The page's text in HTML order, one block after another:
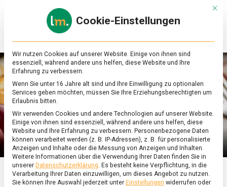
Online-
Magazin
zu
&
Ernährung
ERNÄHRUNG & GESUNDHEIT/FEATURED
Mit
Cookie-Einstellungen
Wir nutzen Cookies auf unserer Website. Einige von ihnen sind
essenziell, während andere uns helfen, diese Website und Ihre
Erfahrung zu verbessern.
Wenn Sie unter 16 Jahre alt sind und Ihre Einwilligung zu optionalen
Services geben möchten, müssen Sie Ihre Erziehungsberechtigten um
Erlaubnis bitten.
Wir verwenden Cookies und andere Technologien auf unserer Website.
Einige von ihnen sind essenziell, während andere uns helfen, diese
Website und Ihre Erfahrung zu verbessern. Personenbezogene Daten
können verarbeitet werden (z. B. IP-Adressen), z. B. für personalisierte
Anzeigen und Inhalte oder die Messung von Anzeigen und Inhalten.
Weitere Informationen über die Verwendung Ihrer Daten finden Sie in
unserer Datenschutzerklärung. Es besteht keine Verpflichtung, in die
Verarbeitung Ihrer Daten einzuwilligen, um dieses Angebot zu nutzen.
Sie können Ihre Auswahl jederzeit unter Einstellungen widerrufen oder